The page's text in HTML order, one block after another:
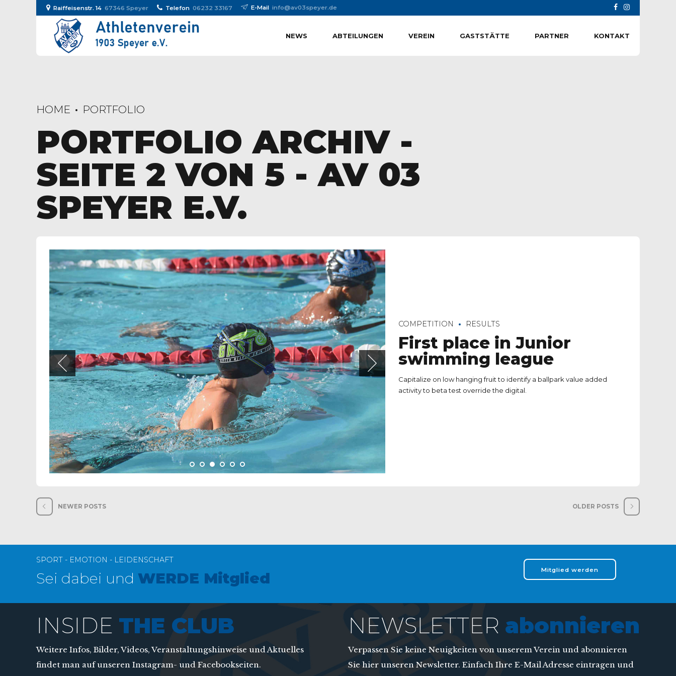
Raiffeisenstr. 14 67346 Speyer Telefon 06232 33167 E-Mail info@av03speyer.de
NEWS ABTEILUNGEN VEREIN GASTSTÄTTE PARTNER KONTAKT
HOME PORTFOLIO
PORTFOLIO ARCHIV -
SEITE 2 VON 5 - AV 03
SPEYER E.V.
COMPETITION RESULTS
First place in Junior
swimming league
Capitalize on low hanging fruit to identify a ballpark value added
activity to beta test override the digital.
NEWER POSTS OLDER POSTS
SPORT - EMOTION - LEIDENSCHAFT
Sei dabei und WERDE Mitglied Mitglied werden
INSIDE THE CLUB
Weitere Infos, Bilder, Videos, Veranstaltungshinweise und Aktuelles
findet man auf unseren Instagram- und Facebookseiten.
NEWSLETTER abonnieren
Verpassen Sie keine Neuigkeiten von unserem Verein und abonnieren
Sie hier unseren Newsletter. Einfach Ihre E-Mail Adresse eintragen und